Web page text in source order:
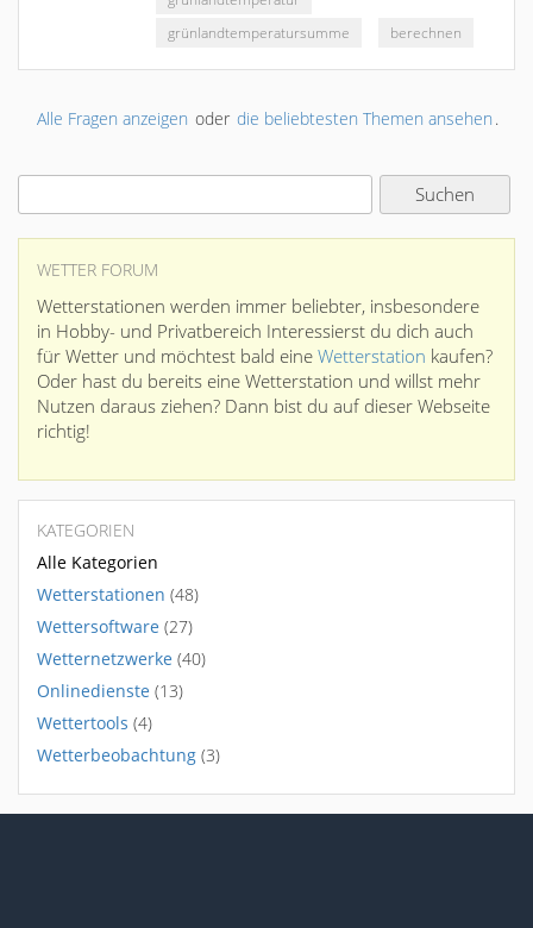
grünlandtemperatursumme
berechnen
Alle Fragen anzeigen oder die beliebtesten Themen ansehen .
WETTER FORUM
Wetterstationen werden immer beliebter, insbesondere
in Hobby- und Privatbereich Interessierst du dich auch
für Wetter und möchtest bald eine Wetterstation kaufen?
Oder hast du bereits eine Wetterstation und willst mehr
Nutzen daraus ziehen? Dann bist du auf dieser Webseite
richtig!
KATEGORIEN
Alle Kategorien
Wetterstationen (48)
Wettersoftware (27)
Wetternetzwerke (40)
Onlinedienste (13)
Wettertools (4)
Wetterbeobachtung (3)